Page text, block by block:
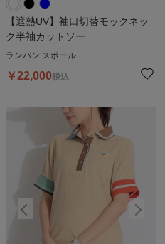
【遮熱UV】袖口切替モックネッ
ク半袖カットソー
ランバン スポール
￥22,000税込